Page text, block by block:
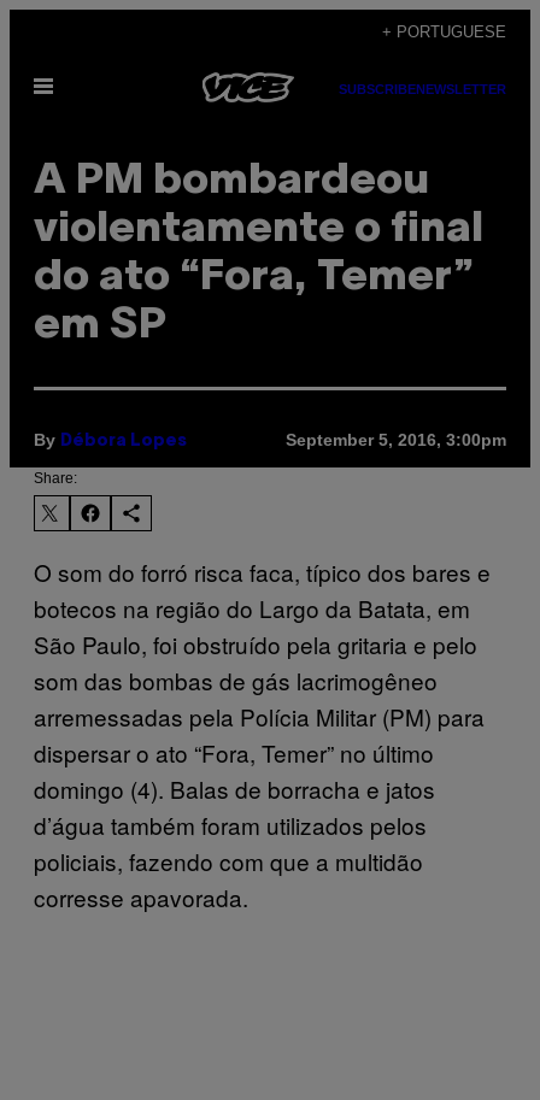
content
+ PORTUGUESE
Open
SUBSCRIBENEWSLETTER
A PM bombardeou
violentamente o final
do ato “Fora, Temer”
em SP
By Débora Lopes September 5, 2016, 3:00pm
Share:
O som do forró risca faca, típico dos bares e
botecos na região do Largo da Batata, em
São Paulo, foi obstruído pela gritaria e pelo
som das bombas de gás lacrimogêneo
arremessadas pela Polícia Militar (PM) para
dispersar o ato “Fora, Temer” no último
domingo (4). Balas de borracha e jatos
d’água também foram utilizados pelos
policiais, fazendo com que a multidão
corresse apavorada.